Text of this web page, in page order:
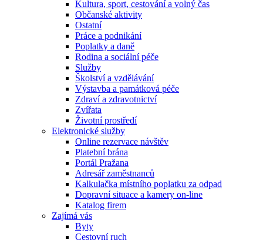
Kultura, sport, cestování a volný čas
Občanské aktivity
Ostatní
Práce a podnikání
Poplatky a daně
Rodina a sociální péče
Služby
Školství a vzdělávání
Výstavba a památková péče
Zdraví a zdravotnictví
Zvířata
Životní prostředí
Elektronické služby
Online rezervace návštěv
Platební brána
Portál Pražana
Adresář zaměstnanců
Kalkulačka místního poplatku za odpad
Dopravní situace a kamery on-line
Katalog firem
Zajímá vás
Byty
Cestovní ruch